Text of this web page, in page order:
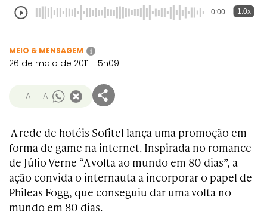
0:00 1.0x
MEIO & MENSAGEM i
26 de maio de 2011 - 5h09
- A + A
A rede de hotéis Sofitel lança uma promoção em
forma de game na internet. Inspirada no romance
de Júlio Verne “A volta ao mundo em 80 dias”, a
ação convida o internauta a incorporar o papel de
Phileas Fogg, que conseguiu dar uma volta no
mundo em 80 dias.